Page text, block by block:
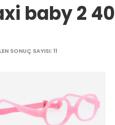
baby 2 40
SONUÇ SAYISI: 11